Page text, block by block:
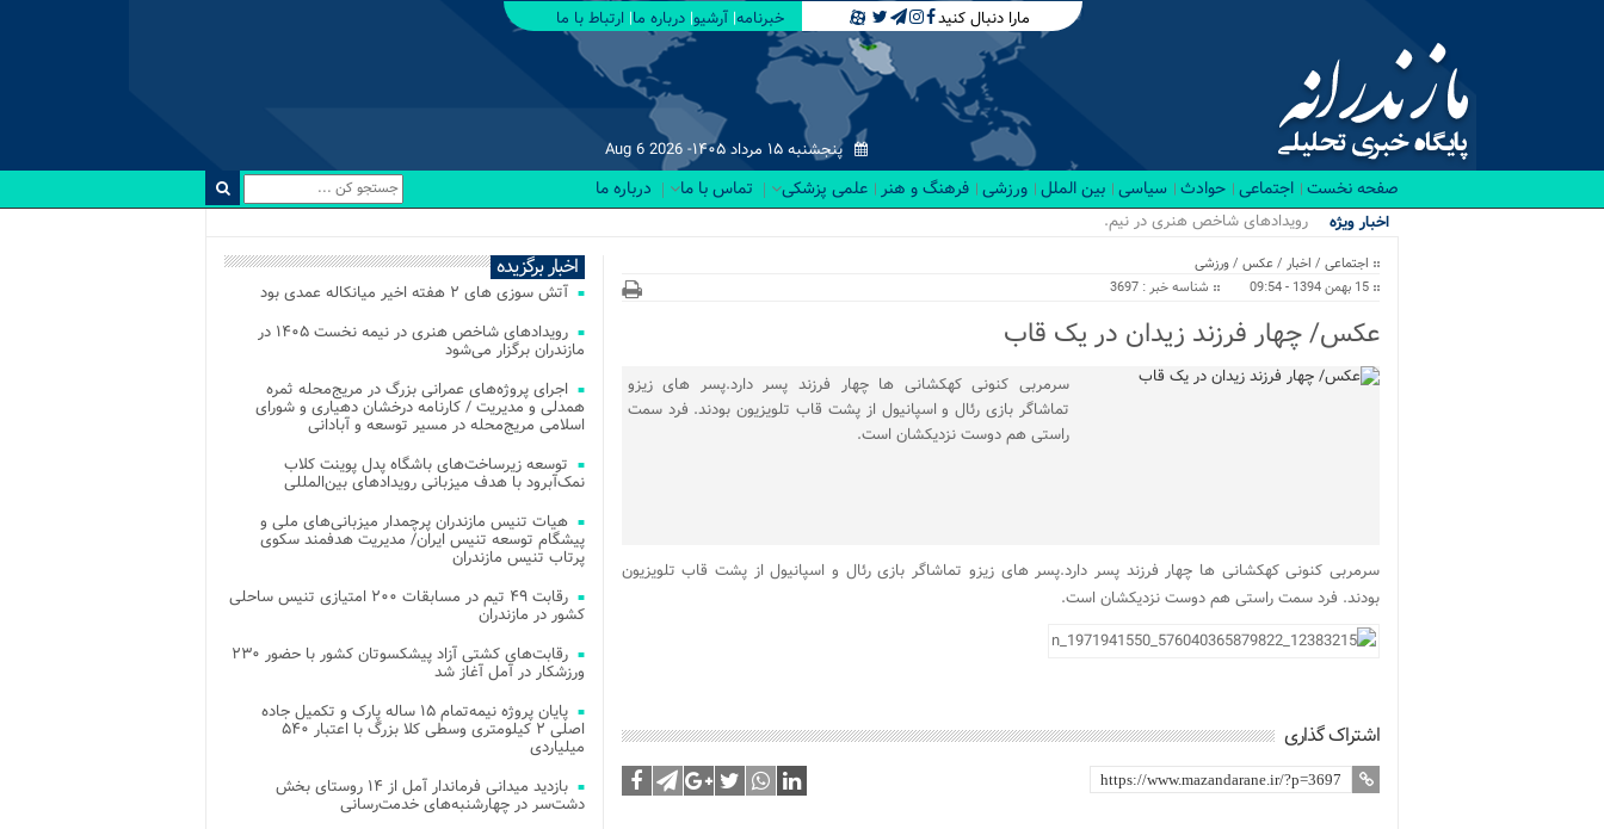
مارا دنبال کنید خبرنامه آرشیو درباره ما ارتباط با ما
پنجشنبه ۱۵ مرداد ۱۴۰۵- Aug 6 2026
صفحه نخست اجتماعی حوادث سیاسی بین الملل ورزشی فرهنگ و هنر علمی پزشکی تماس با ما درباره ما
اخبار ویژه رویدادهای شاخص هنری در نیمه نخست ۱.
اجتماعی / اخبار / عکس /ورزشی
15 بهمن 1394 - 09:54
شناسه خبر : 3697
عکس/ چهار فرزند زیدان در یک قاب
سرمربی کنونی کهکشانی ها چهار فرزند پسر دارد.پسر های زیزو
تماشاگر بازی رئال و اسپانیول از پشت قاب تلویزیون بودند. فرد سمت
راستی هم دوست نزدیکشان است.
سرمربی کنونی کهکشانی ها چهار فرزند پسر دارد.پسر های زیزو تماشاگر بازی رئال و اسپانیول از پشت قاب تلویزیون
بودند. فرد سمت راستی هم دوست نزدیکشان است.
اشتراک گذاری
اخبار برگزیده
آتش‌ سوزی‌ های ۲ هفته اخیر میانکاله عمدی بود
رویدادهای شاخص هنری در نیمه نخست ۱۴۰۵ در
مازندران برگزار می‌شود
اجرای پروژه‌های عمرانی بزرگ در مریج‌محله ثمره
همدلی و مدیریت / کارنامه درخشان دهیاری و شورای
اسلامی مریج‌محله در مسیر توسعه و آبادانی
توسعه زیرساخت‌های باشگاه پدل پوینت کلاب
نمک‌آبرود با هدف میزبانی رویدادهای بین‌المللی
هیات تنیس مازندران پرچمدار میزبانی‌های ملی و
پیشگام توسعه تنیس ایران/ مدیریت هدفمند سکوی
پرتاب تنیس مازندران
رقابت ۴۹ تیم در مسابقات ۲۰۰ امتیازی تنیس ساحلی
کشور در مازندران
رقابت‌های کشتی آزاد پیشکسوتان کشور با حضور ۲۳۰
ورزشکار در آمل آغاز شد
پایان پروژه نیمه‌تمام ۱۵ ساله پارک و تکمیل جاده
اصلی ۲ کیلومتری وسطی کلا بزرگ با اعتبار ۵۴۰
میلیاردی
بازدید میدانی فرماندار آمل از ۱۴ روستای بخش
دشت‌سر در چهارشنبه‌های خدمت‌رسانی